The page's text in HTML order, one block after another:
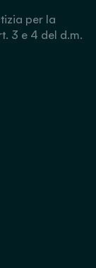
per la
3 e 4 del d.m.